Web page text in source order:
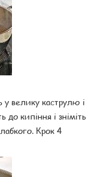
велику каструлю і
кипіння і зніміть
Крок 4